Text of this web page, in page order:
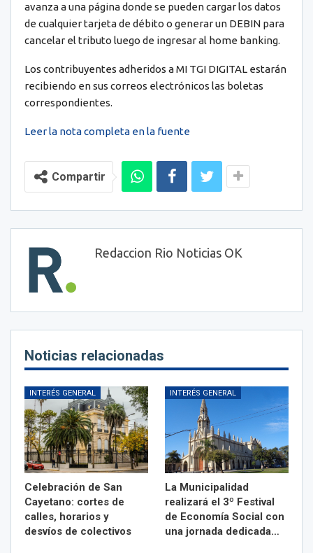
avanza a una página donde se pueden cargar los datos
de cualquier tarjeta de débito o generar un DEBIN para
cancelar el tributo luego de ingresar al home banking.
Los contribuyentes adheridos a MI TGI DIGITAL estarán
recibiendo en sus correos electrónicos las boletas
correspondientes.
Leer la nota completa en la fuente
Compartir
Redaccion Rio Noticias OK
Noticias relacionadas
INTERÉS GENERAL
Celebración de San
Cayetano: cortes de
calles, horarios y
desvíos de colectivos
INTERÉS GENERAL
La Municipalidad
realizará el 3º Festival
de Economía Social con
una jornada dedicada…